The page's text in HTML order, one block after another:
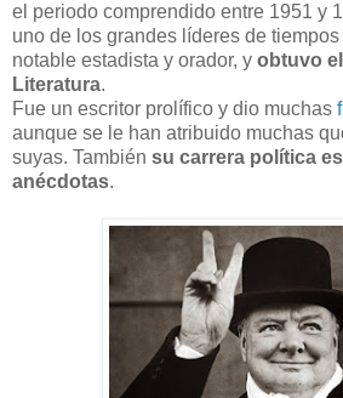
el periodo comprendido entre 1951 y
uno de los grandes líderes de
notable estadista y orador, y obtuvo
Literatura.
Fue un escritor prolífico y dio muchas
aunque se le han atribuido muchas
suyas. También su carrera política
anécdotas.